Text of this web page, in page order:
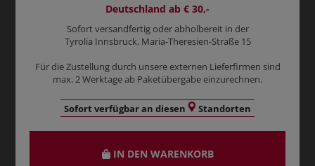
Deutschland ab € 30,-
Sofort versandfertig oder abholbereit in der
Tyrolia Innsbruck, Maria-Theresien-Straße 15
Für die Zustellung durch unsere externen Lieferfirmen sind
max. 2 Werktage ab Paketübergabe einzurechnen.
Sofort verfügbar an diesen Standorten
IN DEN WARENKORB